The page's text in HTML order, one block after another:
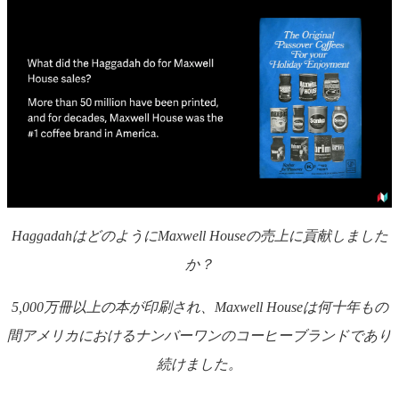
HaggadahはどのようにMaxwell Houseの売上に貢献しました
か？
5,000万冊以上の本が印刷され、Maxwell Houseは何十年もの
間アメリカにおけるナンバーワンのコーヒーブランドであり
続けました。